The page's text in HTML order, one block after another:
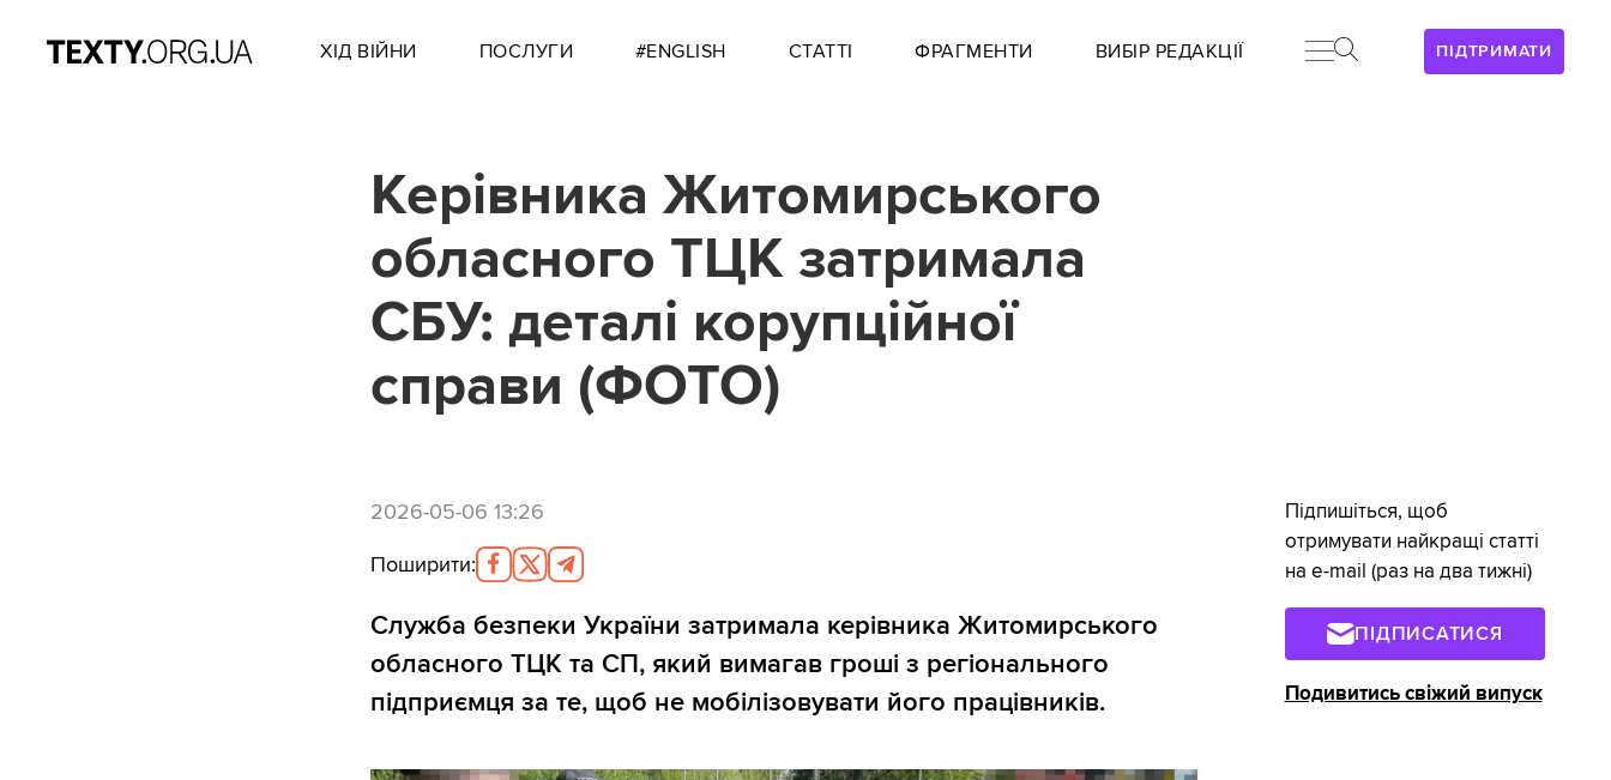
ПІДТРИМАТИ
ХІД ВІЙНИ ПОСЛУГИ #ENGLISH СТАТТІ ФРАГМЕНТИ ВИБІР РЕДАКЦІЇ
Керівника Житомирського
обласного ТЦК затримала
СБУ: деталі корупційної
справи (ФОТО)
2026-05-06 13:26
Поширити:
Служба безпеки України затримала керівника Житомирського
обласного ТЦК та СП, який вимагав гроші з регіонального
підприємця за те, щоб не мобілізовувати його працівників.
Підпишіться, щоб
отримувати найкращі статті
на e-mail (раз на два тижні)
ПІДПИСАТИСЯ
Подивитись свіжий випуск